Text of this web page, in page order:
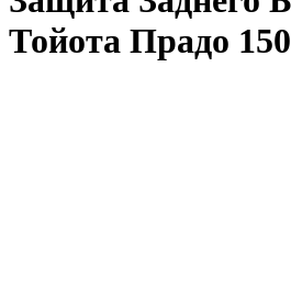
Тойота Прадо 150